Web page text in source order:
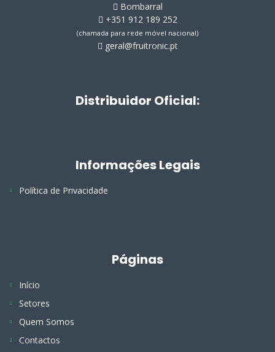
Bombarral
+351 912 189 252
(chamada para rede móvel nacional)
geral@fruitronic.pt
Distribuidor Oficial:
Informações Legais
Política de Privacidade
Páginas
Início
Setores
Quem Somos
Contactos